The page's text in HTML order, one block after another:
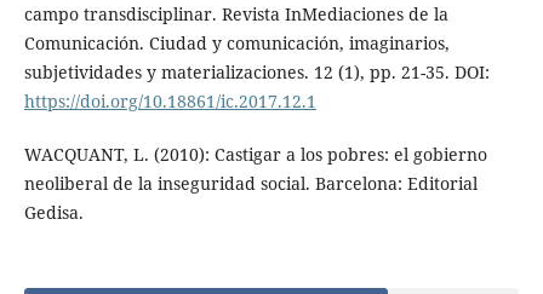
campo transdisciplinar. Revista InMediaciones de la
Comunicación. Ciudad y comunicación, imaginarios,
subjetividades y materializaciones. 12 (1), pp. 21-35. DOI:
https://doi.org/10.18861/ic.2017.12.1
WACQUANT, L. (2010): Castigar a los pobres: el gobierno
neoliberal de la inseguridad social. Barcelona: Editorial
Gedisa.